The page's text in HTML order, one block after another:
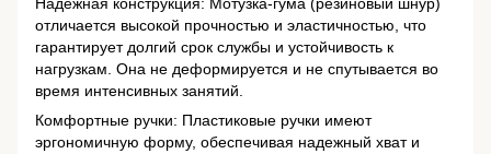
отличается высокой прочностью и эластичностью, что
гарантирует долгий срок службы и устойчивость к
нагрузкам. Она не деформируется и не спутывается во
время интенсивных занятий.
Комфортные ручки: Пластиковые ручки имеют
эргономичную форму, обеспечивая надежный хват и